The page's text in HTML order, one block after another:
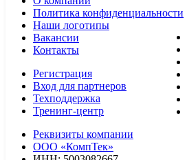
Политика конфиденциальности
Наши логотипы
Вакансии
Контакты
Регистрация
Вход для партнеров
Техподдержка
Тренинг-центр
Реквизиты компании
ООО «КомпТек»